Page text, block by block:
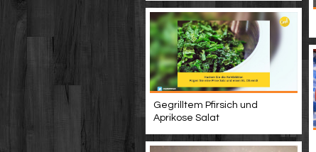
Gegrilltem Pfirsich und
Aprikose Salat